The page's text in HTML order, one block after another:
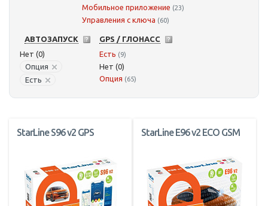
Мобильное приложение (23)
Управления с ключа (60)
АВТОЗАПУСК
Нет (0)
Опция
Есть
GPS / ГЛОНАСС
Есть (9)
Нет (0)
Опция (65)
StarLine S96 v2 GPS StarLine E96 v2 ECO GSM